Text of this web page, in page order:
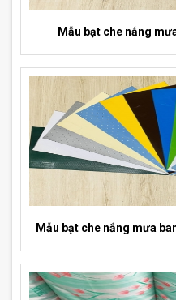
Mẫu bạt che nắng
Mẫu bạt che nắng mưa